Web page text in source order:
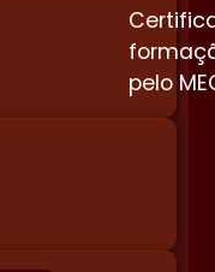
pelo